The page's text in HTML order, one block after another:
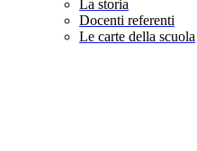
La storia
Docenti referenti
Le carte della scuola